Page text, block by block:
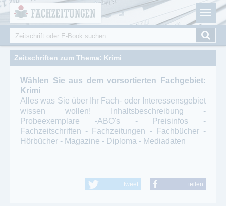
Fachzeitungen.de - Das unabhängige Portal für
Fachmagazine Fachpublikationen & eBooks
Suchformular
Suche
Zeitschriften zum Thema: Krimi
Wählen Sie aus dem vorsortierten Fachgebiet:
Krimi
Alles was Sie über Ihr Fach- oder Interessensgebiet
wissen wollen! Inhaltsbeschreibung -
Probeexemplare -ABO's - Preisinfos -
Fachzeitschriften - Fachzeitungen - Fachbücher -
Hörbücher - Magazine - Diploma - Mediadaten
tweet teilen
Cookie-Einstellungen